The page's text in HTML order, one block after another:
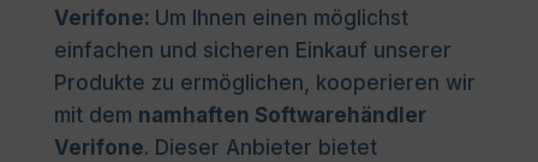
Verifone: Um Ihnen einen möglichst
einfachen und sicheren Einkauf unserer
Produkte zu ermöglichen, kooperieren wir
mit dem namhaften Softwarehändler
Verifone. Dieser Anbieter bietet